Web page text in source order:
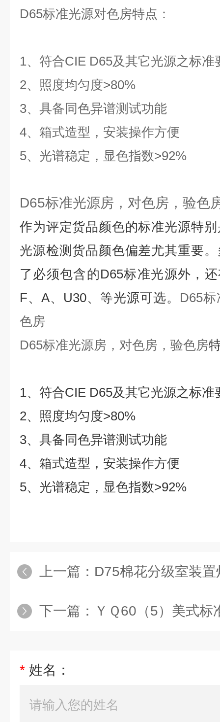
D65标准光源对色房特点：
1、符合‌C‌I‌E‌ D‌6‌5‌及其它光源之标准
2、照度均匀度>80%
3、具备同色异谱测试功能
4、箱式造型，安装操作方便
5、光谱稳定，显色指数>92%
D65标准光源房，对色房，验色
作为评定货品颜色的标准光源特
光源检测货品颜色偏差尤其重要
了必须包含的D65标准光源外，
F、A、U30、等光源可选。 D65
色房
D65标准光源房，对色房，验色房
1、符合‌C‌I‌E‌ D‌6‌5‌及其它光源之标准
2、照度均匀度>80%
3、具备同色异谱测试功能
4、箱式造型，安装操作方便
5、光谱稳定，显色指数>92%
上一篇： D75棉花分级室装
下一篇： ＹＱ60（5）美式标
* 姓名：